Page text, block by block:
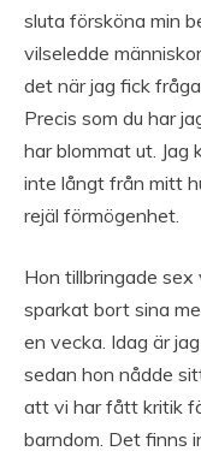
sluta försköna min
vilseledde
det när jag fick
Precis som du har
har blommat ut. Jag
inte långt från mitt
rejäl förmögenhet.
Hon tillbringade
sparkat bort sina
en vecka. Idag är
sedan hon nådde
att vi har fått kritik
barndom. Det finns